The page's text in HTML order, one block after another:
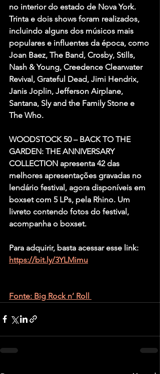
no interior do estado de Nova York.
Trinta e dois shows foram realizados,
incluindo alguns dos músicos mais
populares e influentes da época, como
Joan Baez, The Band, Crosby, Stills,
Nash & Young, Creedence Clearwater
Revival, Grateful Dead, Jimi Hendrix,
Janis Joplin, Jefferson Airplane,
Santana, Sly and the Family Stone e
The Who.
WOODSTOCK 50 – BACK TO THE
GARDEN: THE ANNIVERSARY
COLLECTION apresenta 42 das
melhores apresentações gravadas no
lendário festival, agora disponíveis em
boxset com 5 LPs, pela Rhino. Um
livreto contendo fotos do festival,
acompanha o boxset.
Para adquirir, basta acessar esse link:
https://bit.ly/3YLMimu
Fonte: Big Rock n’ Roll